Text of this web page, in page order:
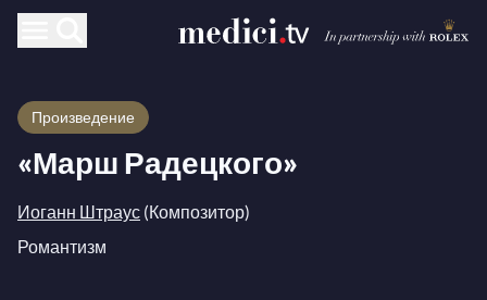
Произведение
«Марш Радецкого»
Иоганн Штраус (Композитор)
Романтизм